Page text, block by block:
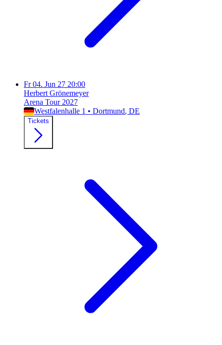
Fr 04. Jun 27 20:00
Herbert Grönemeyer
Arena Tour 2027
Westfalenhalle 1 • Dortmund, DE
Tickets